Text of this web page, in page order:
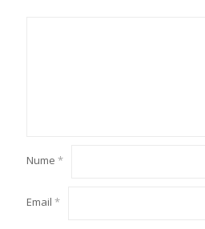
Nume *
Email *